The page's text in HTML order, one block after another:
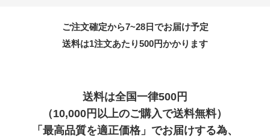
ご注文確定から7~28日でお届け予定
送料は1注文あたり500円かかります
送料は全国一律500円
（10,000円以上のご購入で送料無料）
「最高品質を適正価格」でお届けする為、